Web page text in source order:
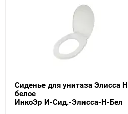
Сиденье для унитаза Элисса Н
белое
ИнкоЭр И-Сид.-Элисса-Н-Бел